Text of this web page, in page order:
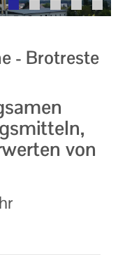
- Brotreste
von